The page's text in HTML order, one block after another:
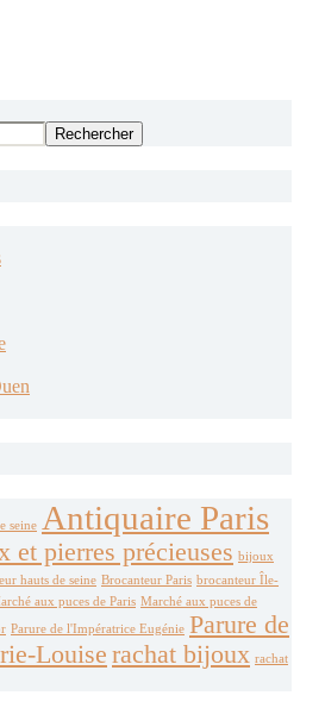
Rechercher
seine Antiquaire Paris
et pierres précieuses bijoux
hauts de seine Brocanteur Paris brocanteur Île-
aux puces de Paris Marché aux puces de
Parure de l'Impératrice Eugénie Parure de
Louise rachat bijoux rachat